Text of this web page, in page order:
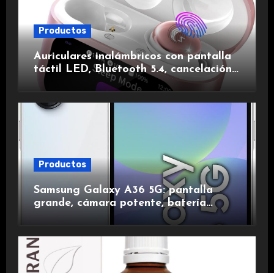
Productos
Auriculares inalámbricos con pantalla
táctil LED, Bluetooth 5.4, cancelación
de ruido, impermeables y de larga
duración.
Productos
Samsung Galaxy A36 5G: pantalla
grande, cámara potente, batería
duradera y carga rápida para una